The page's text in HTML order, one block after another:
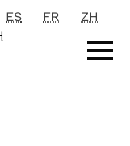
ES FR
ZH